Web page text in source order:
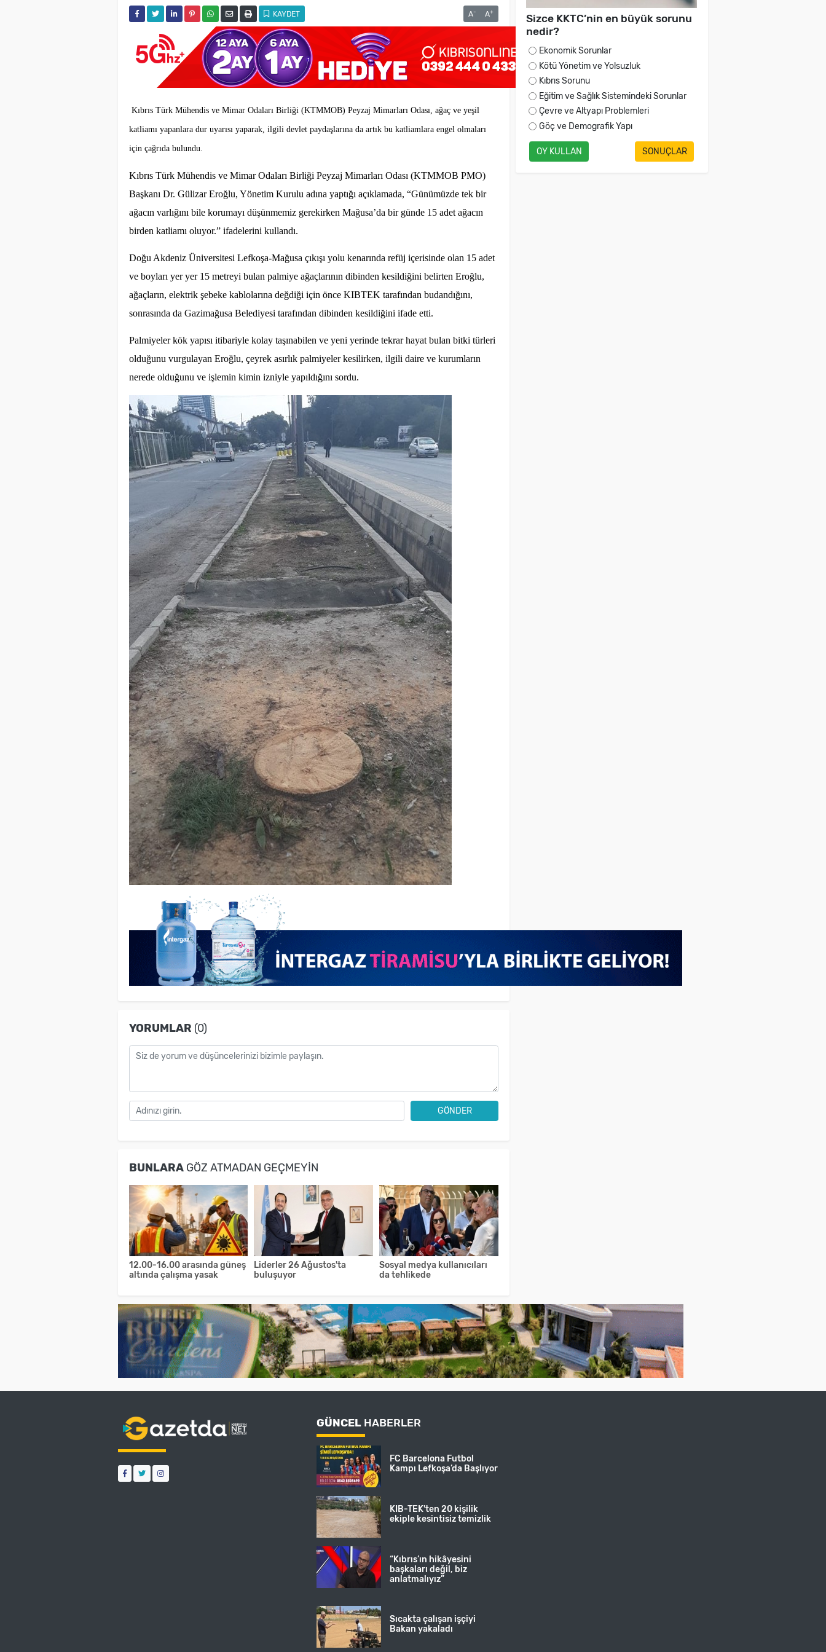
KAYDET A- A+
Kıbrıs Türk Mühendis ve Mimar Odaları Birliği (KTMMOB) Peyzaj Mimarları Odası, ağaç ve yeşil
katliamı yapanlara dur uyarısı yaparak, ilgili devlet paydaşlarına da artık bu katliamlara engel olmaları
için çağrıda bulundu.
Kıbrıs Türk Mühendis ve Mimar Odaları Birliği Peyzaj Mimarları Odası (KTMMOB PMO)
Başkanı Dr. Gülizar Eroğlu, Yönetim Kurulu adına yaptığı açıklamada, “Günümüzde tek bir
ağacın varlığını bile korumayı düşünmemiz gerekirken Mağusa’da bir günde 15 adet ağacın
birden katliamı oluyor.” ifadelerini kullandı.
Doğu Akdeniz Üniversitesi Lefkoşa-Mağusa çıkışı yolu kenarında refüj içerisinde olan 15 adet
ve boyları yer yer 15 metreyi bulan palmiye ağaçlarının dibinden kesildiğini belirten Eroğlu,
ağaçların, elektrik şebeke kablolarına değdiği için önce KIBTEK tarafından budandığını,
sonrasında da Gazimağusa Belediyesi tarafından dibinden kesildiğini ifade etti.
Palmiyeler kök yapısı itibariyle kolay taşınabilen ve yeni yerinde tekrar hayat bulan bitki türleri
olduğunu vurgulayan Eroğlu, çeyrek asırlık palmiyeler kesilirken, ilgili daire ve kurumların
nerede olduğunu ve işlemin kimin izniyle yapıldığını sordu.
YORUMLAR (0)
GÖNDER
BUNLARAGÖZ ATMADAN GEÇMEYIN
12.00-16.00 arasında güneş
altında çalışma yasak
Liderler 26 Ağustos'ta
buluşuyor
Sosyal medya kullanıcıları
da tehlikede
Sizce KKTC’nin en büyük sorunu
nedir?
Ekonomik Sorunlar
Kötü Yönetim ve Yolsuzluk
Kıbrıs Sorunu
Eğitim ve Sağlık Sistemindeki Sorunlar
Çevre ve Altyapı Problemleri
Göç ve Demografik Yapı
OY KULLAN SONUÇLAR
GÜNCEL HABERLER
FC Barcelona Futbol
Kampı Lefkoşa’da Başlıyor
KIB-TEK'ten 20 kişilik
ekiple kesintisiz temizlik
“Kıbrıs’ın hikâyesini
başkaları değil, biz
anlatmalıyız”
Sıcakta çalışan işçiyi
Bakan yakaladı